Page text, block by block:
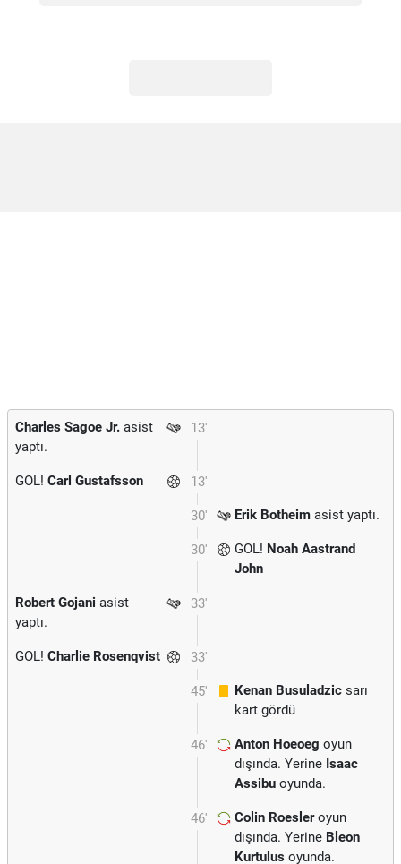
13'
Charles Sagoe Jr. asist
yaptı.
13'
GOL! Carl Gustafsson
30' Erik Botheim asist yaptı.
30' GOL! Noah Aastrand
John
33'
Robert Gojani asist
yaptı.
33'
GOL! Charlie Rosenqvist
45' Kenan Busuladzic sarı
kart gördü
46' Anton Hoeoeg oyun
dışında. Yerine Isaac
Assibu oyunda.
46' Colin Roesleroyun
dışında. Yerine Bleon
Kurtulus oyunda.